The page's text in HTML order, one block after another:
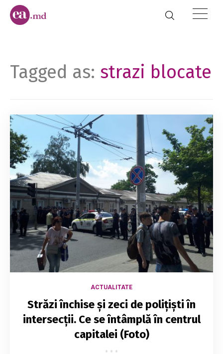
Tagged as: strazi blocate
ACTUALITATE
Străzi închise și zeci de polițiști în
intersecții. Ce se întâmplă în centrul
capitalei (Foto)